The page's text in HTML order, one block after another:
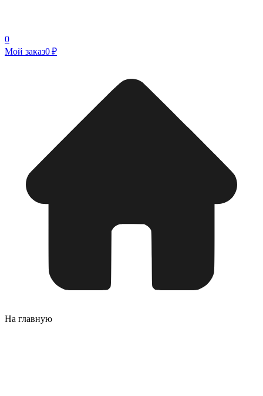
0
Мой заказ0 ₽
На главную